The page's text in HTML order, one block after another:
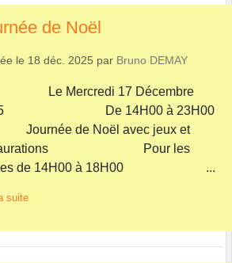
de Noël
le 18 déc. 2025 par Bruno DEMAY
Mercredi 17 Décembre
De 14H00 à 23H00
de Noël avec jeux et
Pour les
de 14H00 à 18H00 ...
suite